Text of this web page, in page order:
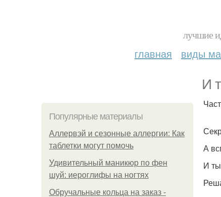
лучшие
главная виды
И
Популярные материалы
Аллервэй и сезонные аллергии: Как
таблетки могут помочь
Удивительный маникюр по фен
шуй: иероглифы на ногтях
Обручальные кольца на заказ -
А
И